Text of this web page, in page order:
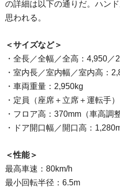
の詳細は以下の通りだ。ハン
思われる。
＜サイズなど＞
・全長／全幅／全高：4,950／
・室内長／室内幅／室内高：
・車両重量：2,950kg
・定員（座席＋立席＋運転手
・フロア高：370mm（車高調
・ドア開口幅／開口高：
＜性能＞
最高車速：80km/h
最小回転半径：6.5m